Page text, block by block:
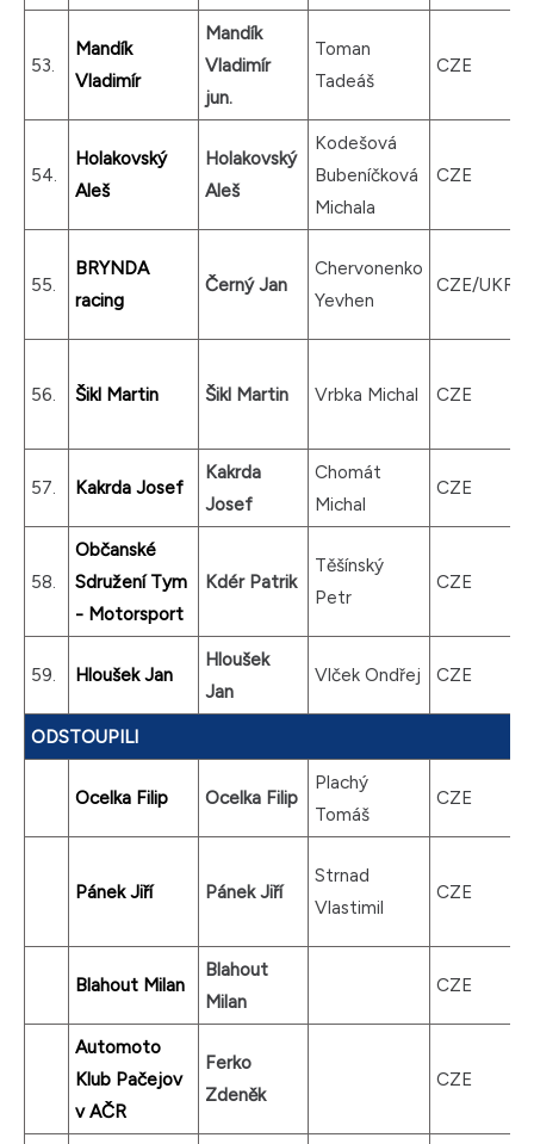
53.
Mandík
Vladimír
Mandík
Vladimír
jun.
Toman
Tadeáš
CZE
54.
Holakovský
Aleš
Holakovský
Aleš
Kodešová
Bubeníčková
Michala
CZE
55.
BRYNDA
racing
Černý Jan
Chervonenko
Yevhen
CZE/UKR
56. Šikl Martin Šikl Martin Vrbka Michal CZE
57. Kakrda Josef
Kakrda
Josef
Chomát
Michal
CZE
58.
Občanské
Sdružení Tym
- Motorsport
Kdér Patrik
Těšínský
Petr
CZE
59. Hloušek Jan
Hloušek
Jan
Vlček Ondřej CZE
ODSTOUPILI
Ocelka Filip Ocelka Filip
Plachý
Tomáš
CZE
Pánek Jiří Pánek Jiří
Strnad
Vlastimil
CZE
Blahout Milan
Blahout
Milan
CZE
Automoto
Klub Pačejov
v AČR
Ferko
Zdeněk
CZE